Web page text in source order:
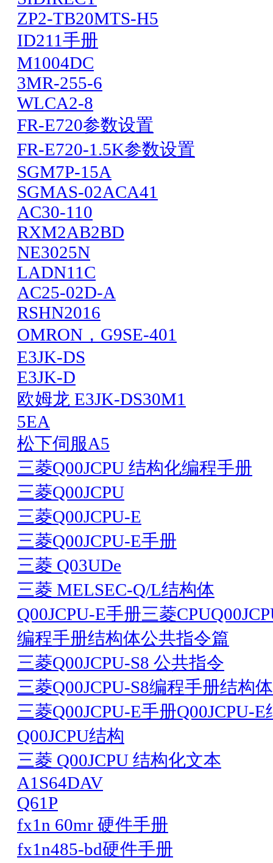
ZP2-TB20MTS-H5
ID211手册
M1004DC
3MR-255-6
WLCA2-8
FR-E720参数设置
FR-E720-1.5K参数设置
SGM7P-15A
SGMAS-02ACA41
AC30-110
RXM2AB2BD
NE3025N
LADN11C
AC25-02D-A
RSHN2016
OMRON，G9SE-401
E3JK-DS
E3JK-D
欧姆龙 E3JK-DS30M1
5EA
松下伺服A5
三菱Q00JCPU 结构化编程手册
三菱Q00JCPU
三菱Q00JCPU-E
三菱Q00JCPU-E手册
三菱 Q03UDe
三菱 MELSEC-Q/L结构体
Q00JCPU-E手册三菱
编程手册结构体公共指令篇
三菱Q00JCPU-S8 公共指令
三菱Q00JCPU-S8编程手册结构体
三菱Q00JCPU-E手册Q00JCPU-
Q00JCPU结构
三菱 Q00JCPU 结构化文本
A1S64DAV
Q61P
fx1n 60mr 硬件手册
fx1n485-bd硬件手册